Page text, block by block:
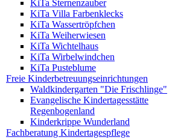
KiTa Sternenzauber
KiTa Villa Farbenklecks
KiTa Wassertröpfchen
KiTa Weiherwiesen
KiTa Wichtelhaus
KiTa Wirbelwindchen
KiTa Pusteblume
Freie Kinderbetreuungseinrichtungen
Waldkindergarten "Die Frischlinge"
Evangelische Kindertagesstätte
Regenbogenland
Kinderkrippe Wunderland
Fachberatung Kindertagespflege